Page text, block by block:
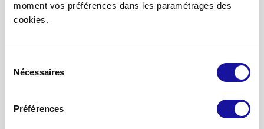
moment vos préférences dans les paramétrages des
cookies.
Nécessaires
Préférences
Advenis REIM signataire des
PRI
résulte d’une collaboration entre des investisseurs